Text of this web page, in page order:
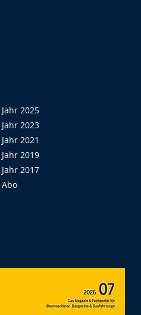
Jahr 2025
Jahr 2023
Jahr 2021
Jahr 2019
Jahr 2017
Abo